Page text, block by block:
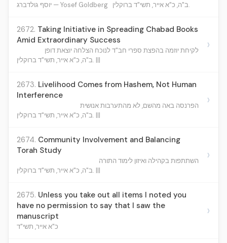
יוסף גולדברג — Yosef Goldberg
ב"ה, כ"א אייר, תשי"ד ברוקלין.
2672. Taking Initiative in Spreading Chabad Books
Amid Extraordinary Success
לקיחת יוזמה בהפצת ספרי חב"ד לנוכח הצלחה יוצאת דופן
ב"ה, כ"א אייר, תשי"ד ברוקלין. |||
›
2673. Livelihood Comes from Hashem, Not Human
Interference
הפרנסה באה מהשם, לא מהתערבות אנושית
ב"ה, כ"א אייר, תשי"ד ברוקלין. |||
›
2674. Community Involvement and Balancing
Torah Study
השתתפות בקהילה ואיזון לימוד התורה
ב"ה, כ"א אייר, תשי"ד ברוקלין. |||
›
2675. Unless you take out all items I noted you
have no permission to say that I saw the
manuscript
כ"א אייר, תשי"ד
›